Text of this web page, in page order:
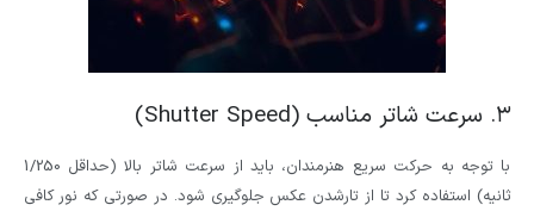
۳. سرعت شاتر مناسب (Shutter Speed)
با توجه به حرکت سریع هنرمندان، باید از سرعت شاتر بالا (حداقل 1/250
ثانیه) استفاده کرد تا از تارشدن عکس جلوگیری شود. در صورتی که نور کافی